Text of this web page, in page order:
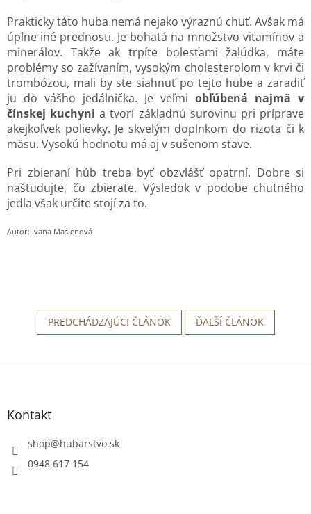
Prakticky táto huba nemá nejako výraznú chuť. Avšak má
úplne iné prednosti. Je bohatá na množstvo vitamínov a
minerálov. Takže ak trpíte bolesťami žalúdka, máte
problémy so zažívaním, vysokým cholesterolom v krvi či
trombózou, mali by ste siahnuť po tejto hube a zaradiť
ju do vášho jedálnička. Je veľmi obľúbená najmä v
čínskej kuchyni a tvorí základnú surovinu pri príprave
akejkoľvek polievky. Je skvelým doplnkom do rizota či k
mäsu. Vysokú hodnotu má aj v sušenom stave.
Pri zbieraní húb treba byť obzvlášť opatrní. Dobre si
naštudujte, čo zbierate. Výsledok v podobe chutného
jedla však určite stojí za to.
Autor: Ivana Maslenová
PREDCHÁDZAJÚCI ČLÁNOK ĎALŠÍ ČLÁNOK
Z
Kontakt
shop@hubarstvo.sk
0948 617 154